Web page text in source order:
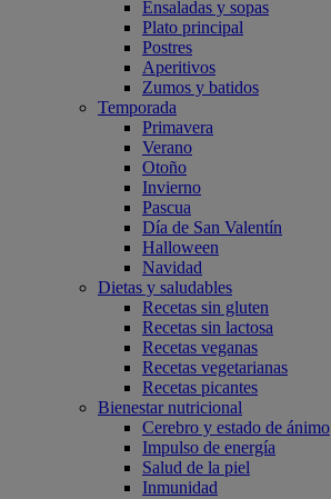
Ensaladas y sopas
Plato principal
Postres
Aperitivos
Zumos y batidos
Temporada
Primavera
Verano
Otoño
Invierno
Pascua
Día de San Valentín
Halloween
Navidad
Dietas y saludables
Recetas sin gluten
Recetas sin lactosa
Recetas veganas
Recetas vegetarianas
Recetas picantes
Bienestar nutricional
Cerebro y estado de ánimo
Impulso de energía
Salud de la piel
Inmunidad